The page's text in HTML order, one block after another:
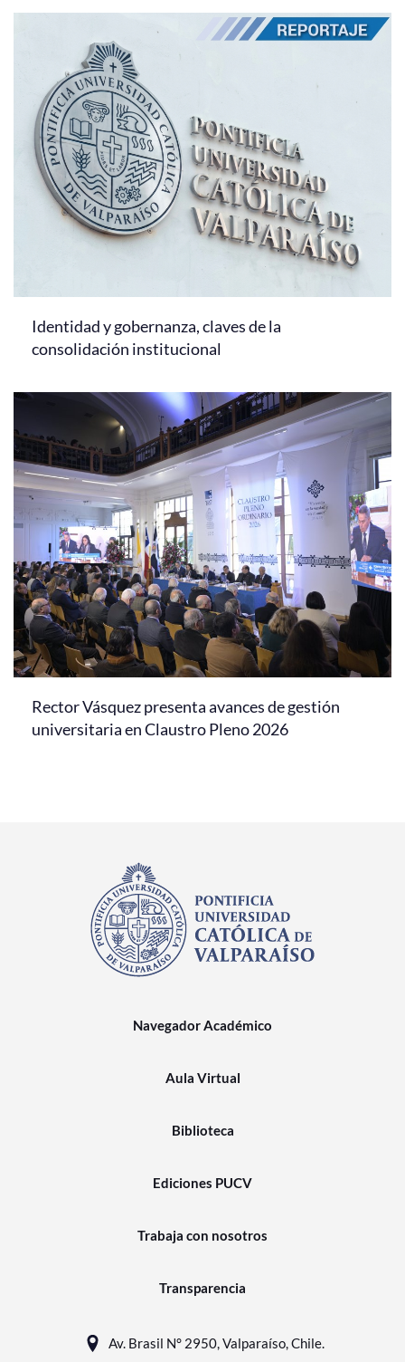
Identidad y gobernanza, claves de la
consolidación institucional
Rector Vásquez presenta avances de gestión
universitaria en Claustro Pleno 2026
Navegador Académico
Aula Virtual
Biblioteca
Ediciones PUCV
Trabaja con nosotros
Transparencia
Av. Brasil N° 2950, Valparaíso, Chile.